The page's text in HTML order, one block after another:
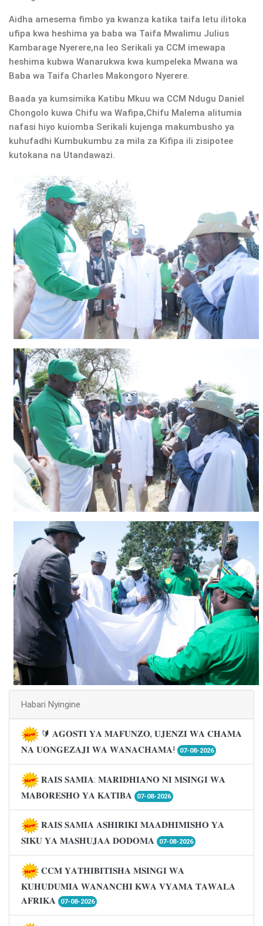
Aidha amesema fimbo ya kwanza katika taifa letu ilitoka
ufipa kwa heshima ya baba wa Taifa Mwalimu Julius
Kambarage Nyerere,na leo Serikali ya CCM imewapa
heshima kubwa Wanarukwa kwa kumpeleka Mwana wa
Baba wa Taifa Charles Makongoro Nyerere.
Baada ya kumsimika Katibu Mkuu wa CCM Ndugu Daniel
Chongolo kuwa Chifu wa Wafipa,Chifu Malema alitumia
nafasi hiyo kuiomba Serikali kujenga makumbusho ya
kuhufadhi Kumbukumbu za mila za Kifipa ili zisipotee
kutokana na Utandawazi.
Habari Nyingine
🔰 𝐀𝐆𝐎𝐒𝐓𝐈 𝐘𝐀 𝐌𝐀𝐅𝐔𝐍𝐙𝐎, 𝐔𝐉𝐄𝐍𝐙𝐈 𝐖𝐀 𝐂𝐇𝐀𝐌𝐀
𝐍𝐀 𝐔𝐎𝐍𝐆𝐄𝐙𝐀𝐉𝐈 𝐖𝐀 𝐖𝐀𝐍𝐀𝐂𝐇𝐀𝐌𝐀!
07-08-2026
𝐑𝐀𝐈𝐒 𝐒𝐀𝐌𝐈𝐀: 𝐌𝐀𝐑𝐈𝐃𝐇𝐈𝐀𝐍𝐎 𝐍𝐈 𝐌𝐒𝐈𝐍𝐆𝐈 𝐖𝐀
𝐌𝐀𝐁𝐎𝐑𝐄𝐒𝐇𝐎 𝐘𝐀 𝐊𝐀𝐓𝐈𝐁𝐀
07-08-2026
𝐑𝐀𝐈𝐒 𝐒𝐀𝐌𝐈𝐀 𝐀𝐒𝐇𝐈𝐑𝐈𝐊𝐈 𝐌𝐀𝐀𝐃𝐇𝐈𝐌𝐈𝐒𝐇𝐎 𝐘𝐀
𝐒𝐈𝐊𝐔 𝐘𝐀 𝐌𝐀𝐒𝐇𝐔𝐉𝐀𝐀 𝐃𝐎𝐃𝐎𝐌𝐀
07-08-2026
𝐂𝐂𝐌 𝐘𝐀𝐓𝐇𝐈𝐁𝐈𝐓𝐈𝐒𝐇𝐀 𝐌𝐒𝐈𝐍𝐆𝐈 𝐖𝐀
𝐊𝐔𝐇𝐔𝐃𝐔𝐌𝐈𝐀 𝐖𝐀𝐍𝐀𝐍𝐂𝐇𝐈 𝐊𝐖𝐀 𝐕𝐘𝐀𝐌𝐀 𝐓𝐀𝐖𝐀𝐋𝐀
𝐀𝐅𝐑𝐈𝐊𝐀
07-08-2026